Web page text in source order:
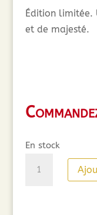
Édition limitée.
et de majesté.
En stock